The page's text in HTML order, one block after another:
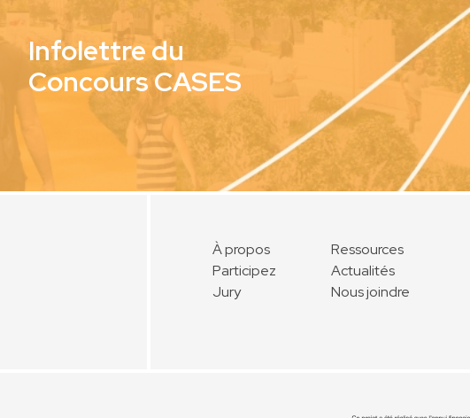
Infolettre du
Concours CASES
À propos
Participez
Jury
Ressources
Actualités
Nous joindre